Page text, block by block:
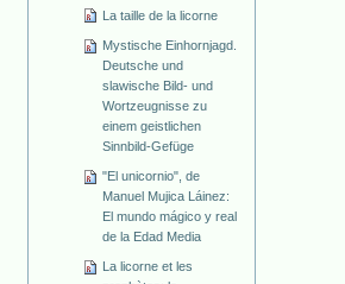
La taille de la licorne
Mystische Einhornjagd.
Deutsche und
slawische Bild- und
Wortzeugnisse zu
einem geistlichen
Sinnbild-Gefüge
"El unicornio", de
Manuel Mujica Láinez:
El mundo mágico y real
de la Edad Media
La licorne et les